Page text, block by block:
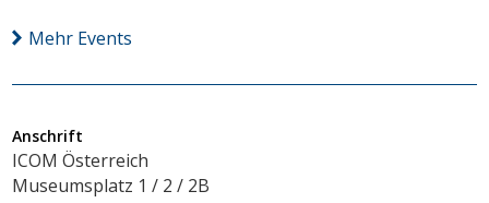
Mehr Events
Anschrift
ICOM Österreich
Museumsplatz 1 / 2 / 2B